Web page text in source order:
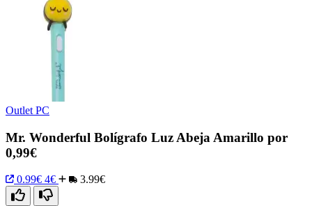
Outlet PC
Mr. Wonderful Bolígrafo Luz Abeja Amarillo por
0,99€
0.99€ 4€ 3.99€